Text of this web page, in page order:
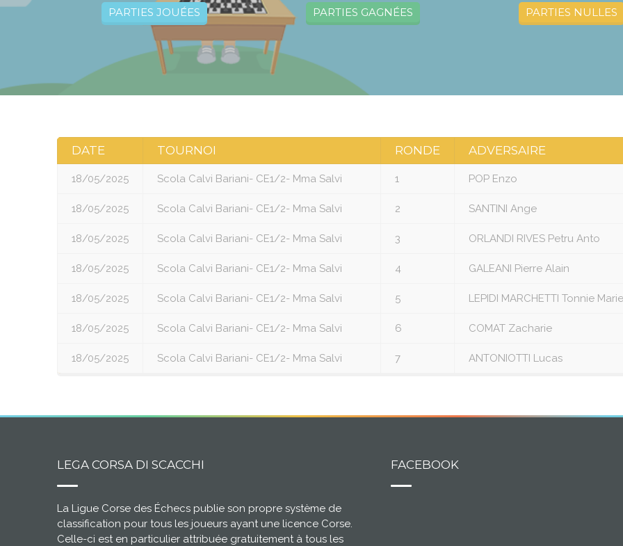
PARTIES JOUÉES PARTIES GAGNÉES PARTIES NULLES
DATE TOURNOI RONDE ADVERSAIRE
18/05/2025 Scola Calvi Bariani- CE1/2- Mma Salvi 1 POP Enzo
18/05/2025 Scola Calvi Bariani- CE1/2- Mma Salvi 2 SANTINI Ange
18/05/2025 Scola Calvi Bariani- CE1/2- Mma Salvi 3 ORLANDI RIVES Petru Anto
18/05/2025 Scola Calvi Bariani- CE1/2- Mma Salvi 4 GALEANI Pierre Alain
18/05/2025 Scola Calvi Bariani- CE1/2- Mma Salvi 5 LEPIDI MARCHETTI Tonnie Marie
18/05/2025 Scola Calvi Bariani- CE1/2- Mma Salvi 6 COMAT Zacharie
18/05/2025 Scola Calvi Bariani- CE1/2- Mma Salvi 7 ANTONIOTTI Lucas
LEGA CORSA DI SCACCHI
La Ligue Corse des Échecs publie son propre système de
classification pour tous les joueurs ayant une licence Corse.
Celle-ci est en particulier attribuée gratuitement à tous les
FACEBOOK